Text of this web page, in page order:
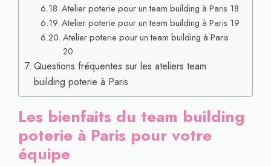
Atelier poterie pour un team building à Paris 18
Atelier poterie pour un team building à Paris 19
Atelier poterie pour un team building à Paris
20
Questions fréquentes sur les ateliers team
building poterie à Paris
Les bienfaits du team building
poterie à Paris pour votre
équipe